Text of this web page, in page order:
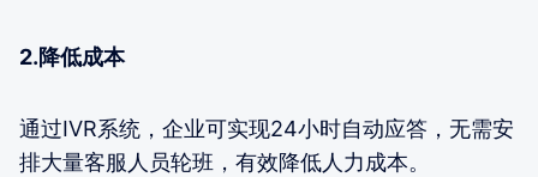
2.降低成本
通过IVR系统，企业可实现24小时自动应答，无需安
排大量客服人员轮班，有效降低人力成本。